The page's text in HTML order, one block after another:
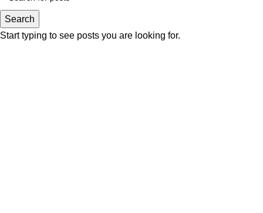
Search
Start typing to see posts you are looking for.